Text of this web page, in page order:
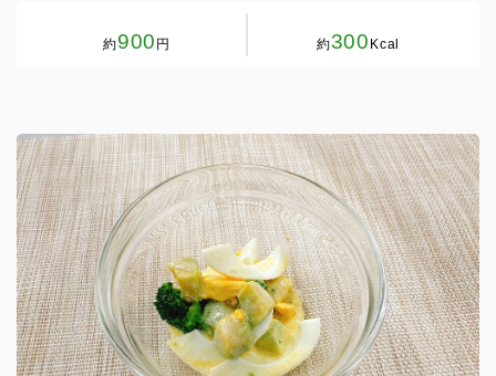
約900 円 約300 Kcal